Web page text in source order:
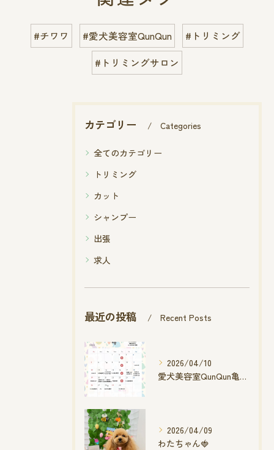
#チワワ #愛犬美容室QunQun
#トリミング
#トリミングサロン
カテゴリー Categories
全てのカテゴリー
トリミング
カット
シャンプー
出張
求人
最近の投稿 Recent Posts
2026/04/10
愛犬美容室QunQun亀山エコー店
2026/04/09
わたちゃん🍓